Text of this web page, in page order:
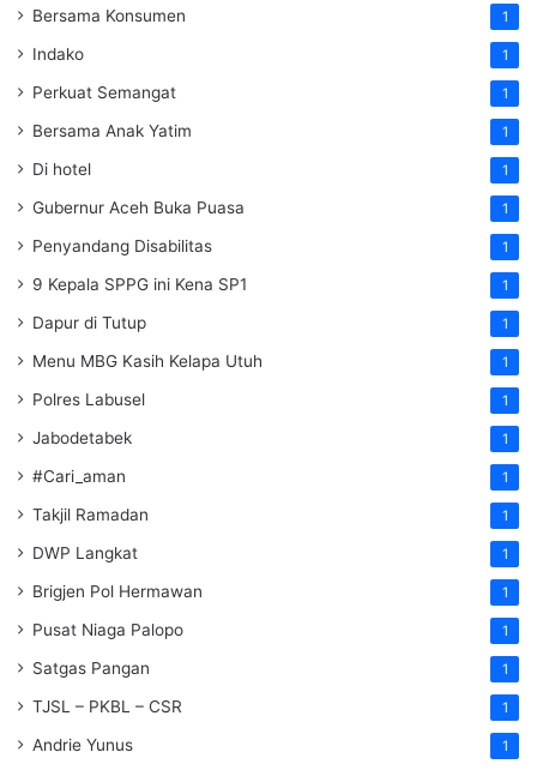
Bersama Konsumen 1
Indako 1
Perkuat Semangat 1
Bersama Anak Yatim 1
Di hotel 1
Gubernur Aceh Buka Puasa 1
Penyandang Disabilitas 1
9 Kepala SPPG ini Kena SP1 1
Dapur di Tutup 1
Menu MBG Kasih Kelapa Utuh 1
Polres Labusel 1
Jabodetabek 1
#Cari_aman 1
Takjil Ramadan 1
DWP Langkat 1
Brigjen Pol Hermawan 1
Pusat Niaga Palopo 1
Satgas Pangan 1
TJSL – PKBL – CSR 1
Andrie Yunus 1